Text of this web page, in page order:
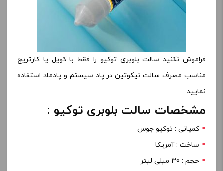
فراموش نکنید سالت بلوبری توکیو را فقط با کویل یا کارتریج
مناسب مصرف سالت نیکوتین در پاد سیستم و پادماد استفاده
نمایید .
مشخصات سالت بلوبری توکیو :
کمپانی : توکیو جوس
ساخت : آمریکا
حجم : 30 میلی لیتر